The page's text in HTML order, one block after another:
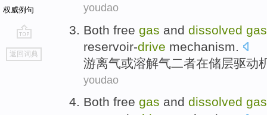
权威例句
go
top
返回词典
youdao
Both free gas and dissolved gas
reservoir-drive mechanism
游离气或溶解气二者在储层驱动
youdao
Both free gas and dissolved gas